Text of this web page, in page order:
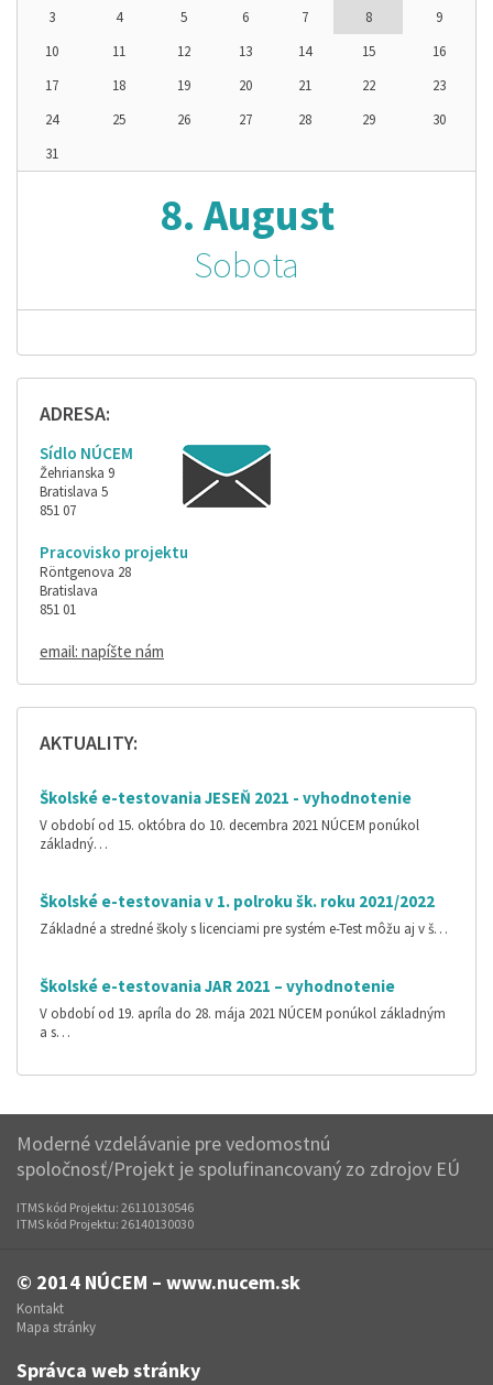
3
4 5 6 7 8
9
10
11 12 13 14 15
16
17
18 19 20 21 22
23
24
25 26 27 28 29
30
31
8. August
Sobota
ADRESA:
Sídlo NÚCEM
Žehrianska 9
Bratislava 5
851 07
Pracovisko projektu
Röntgenova 28
Bratislava
851 01
email: napíšte nám
AKTUALITY:
Školské e-testovania JESEŇ 2021 - vyhodnotenie
V období od 15. októbra do 10. decembra 2021 NÚCEM ponúkol
základný…
Školské e-testovania v 1. polroku šk. roku 2021/2022
Základné a stredné školy s licenciami pre systém e-Test môžu aj v š…
Školské e-testovania JAR 2021 – vyhodnotenie
V období od 19. apríla do 28. mája 2021 NÚCEM ponúkol základným
a s…
Moderné vzdelávanie pre vedomostnú
spoločnosť/Projekt je spolufinancovaný zo zdrojov EÚ
ITMS kód Projektu: 26110130546
ITMS kód Projektu: 26140130030
© 2014 NÚCEM – www.nucem.sk
Kontakt
Mapa stránky
Správca web stránky